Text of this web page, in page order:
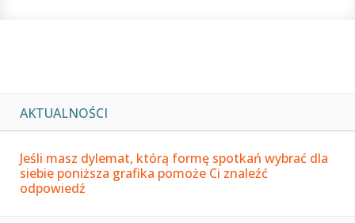
AKTUALNOŚCI
Jeśli masz dylemat, którą formę spotkań wybrać dla
siebie poniższa grafika pomoże Ci znaleźć
odpowiedź